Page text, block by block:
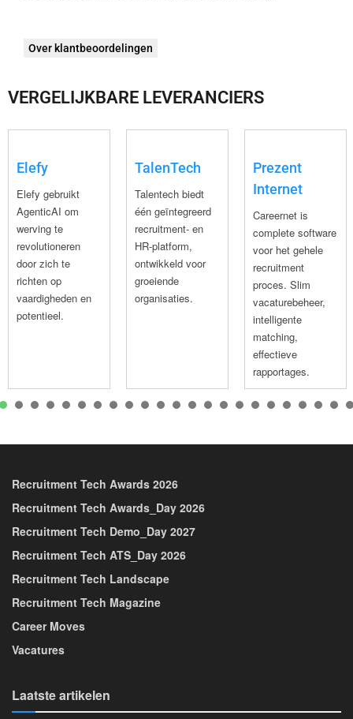
Over klantbeoordelingen
VERGELIJKBARE LEVERANCIERS
Elefy
Elefy gebruikt
AgenticAI om
werving te
revolutioneren
door zich te
richten op
vaardigheden en
potentieel.
TalenTech
Talentech biedt
één geïntegreerd
recruitment- en
HR-platform,
ontwikkeld voor
groeiende
organisaties.
Prezent
Internet
Careernet is
complete software
voor het gehele
recruitment
proces. Slim
vacaturebeheer,
intelligente
matching,
effectieve
rapportages.
1 2 3 4 5 6 7 8 9 10 11 12 13 14 15 16
Recruitment Tech Awards 2026
Recruitment Tech Awards_Day 2026
Recruitment Tech Demo_Day 2027
Recruitment Tech ATS_Day 2026
Recruitment Tech Landscape
Recruitment Tech Magazine
Career Moves
Vacatures
Laatste artikelen